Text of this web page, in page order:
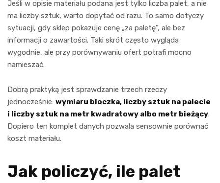
Jeśli w opisie materiału podana jest tylko liczba palet, a nie
ma liczby sztuk, warto dopytać od razu. To samo dotyczy
sytuacji, gdy sklep pokazuje cenę „za paletę”, ale bez
informacji o zawartości. Taki skrót często wygląda
wygodnie, ale przy porównywaniu ofert potrafi mocno
namieszać.
Dobrą praktyką jest sprawdzanie trzech rzeczy
jednocześnie: wymiaru bloczka, liczby sztuk na palecie
i liczby sztuk na metr kwadratowy albo metr bieżący.
Dopiero ten komplet danych pozwala sensownie porównać
koszt materiału.
Jak policzyć, ile palet